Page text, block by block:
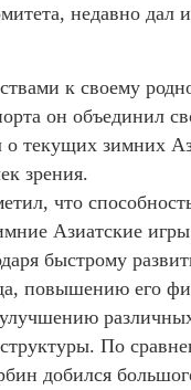
недавно дал
к своему
он объединил
о текущих зимних
зрения.
что
Азиатские игры
быстрому
повышению его
По
добился